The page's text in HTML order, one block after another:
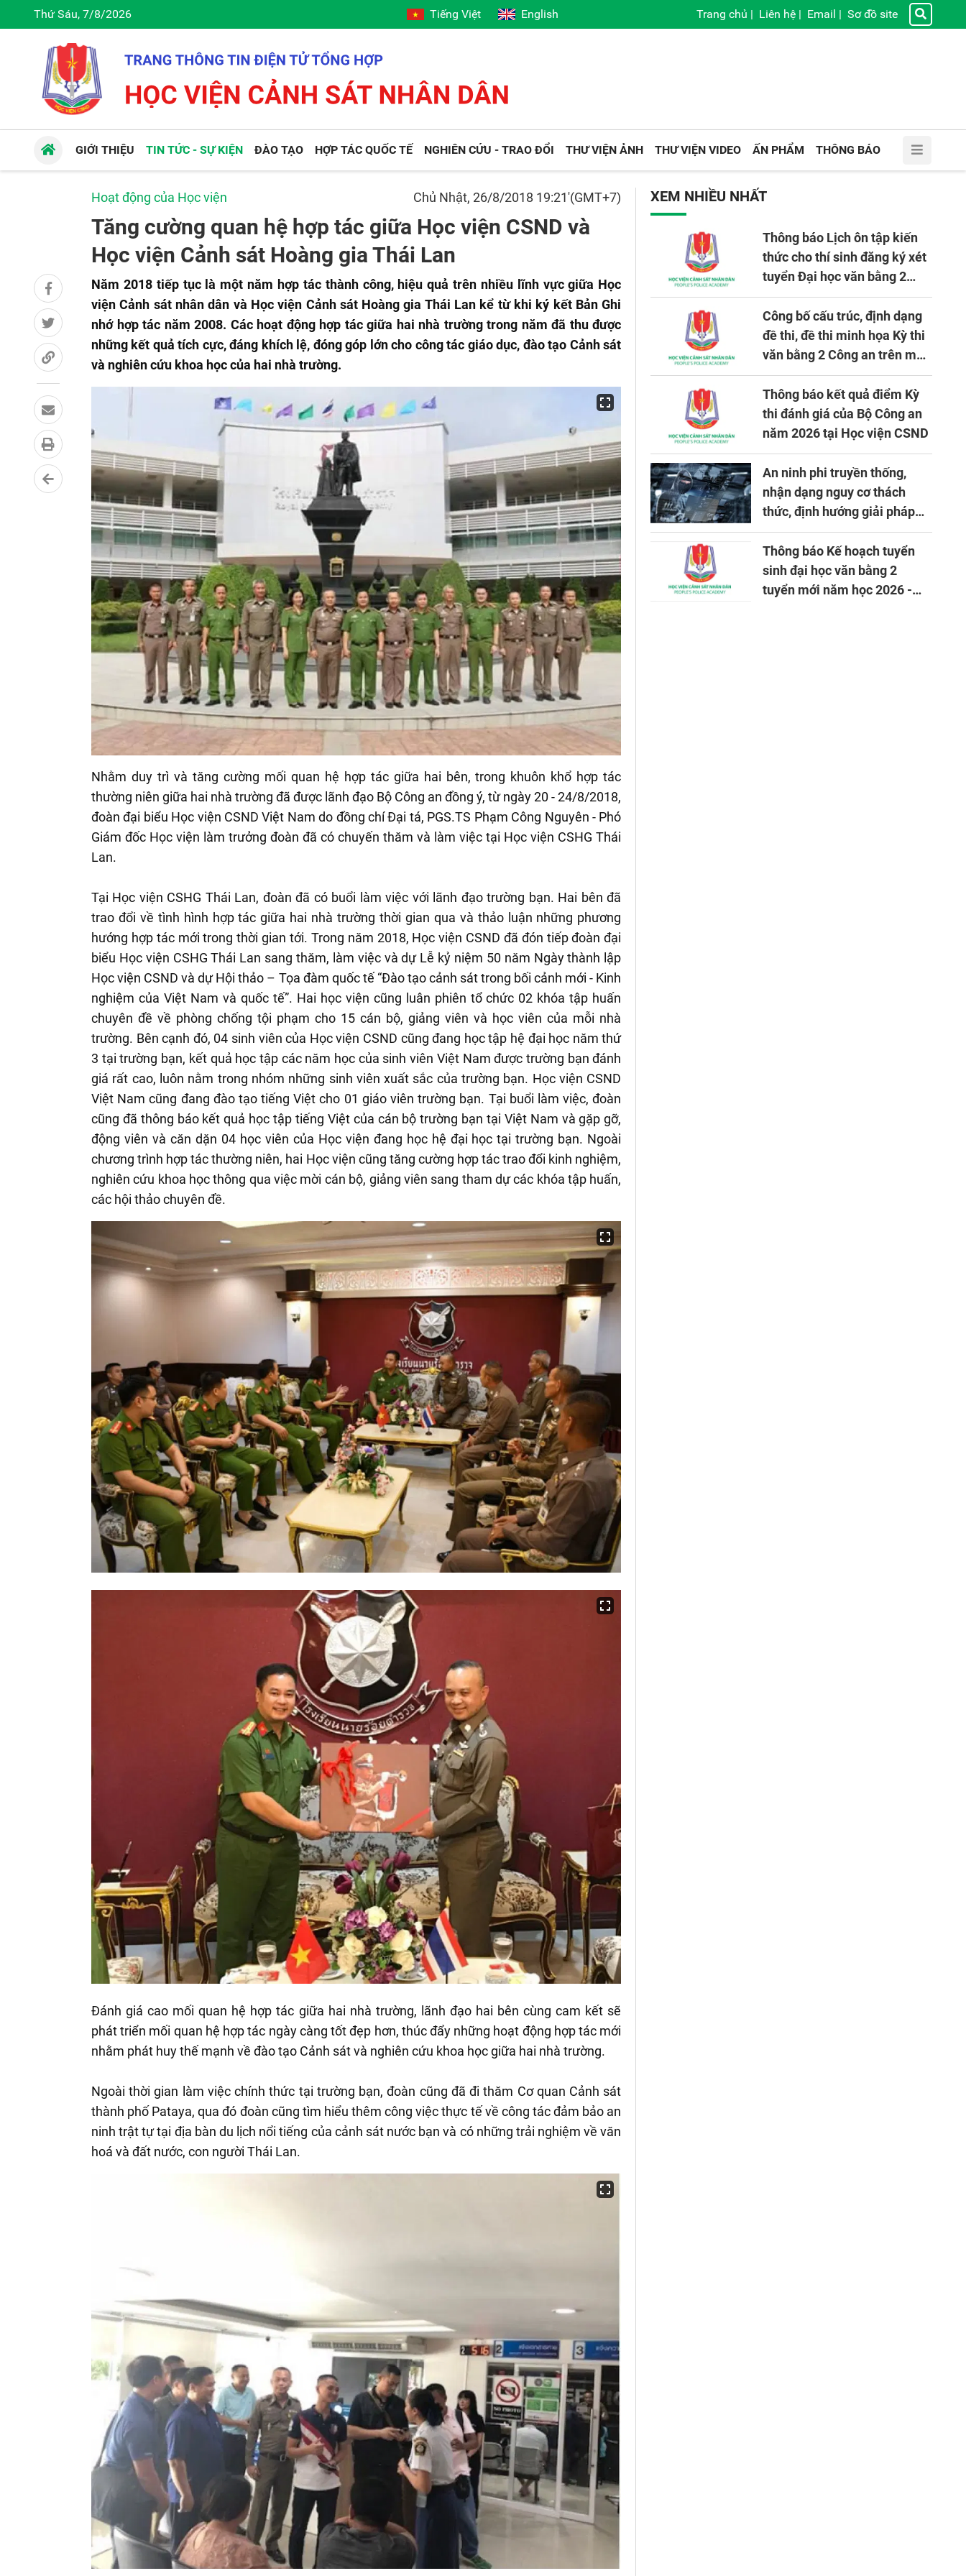
Thứ Sáu, 7/8/2026 Tiếng Việt English Trang chủ | Liên hệ | Email | Sơ đồ site
GIỚI THIỆU TIN TỨC - SỰ KIỆN ĐÀO TẠO HỢP TÁC QUỐC TẾ NGHIÊN CỨU - TRAO ĐỔI THƯ VIỆN ẢNH THƯ VIỆN VIDEO ẤN PHẨM THÔNG BÁO
Hoạt động của Học viện Chủ Nhật, 26/8/2018 19:21'(GMT+7)
Tăng cường quan hệ hợp tác giữa Học viện CSND và
Học viện Cảnh sát Hoàng gia Thái Lan
Năm 2018 tiếp tục là một năm hợp tác thành công, hiệu quả trên nhiều lĩnh vực giữa Học
viện Cảnh sát nhân dân và Học viện Cảnh sát Hoàng gia Thái Lan kể từ khi ký kết Bản Ghi
nhớ hợp tác năm 2008. Các hoạt động hợp tác giữa hai nhà trường trong năm đã thu được
những kết quả tích cực, đáng khích lệ, đóng góp lớn cho công tác giáo dục, đào tạo Cảnh sát
và nghiên cứu khoa học của hai nhà trường.
Nhằm duy trì và tăng cường mối quan hệ hợp tác giữa hai bên, trong khuôn khổ hợp tác
thường niên giữa hai nhà trường đã được lãnh đạo Bộ Công an đồng ý, từ ngày 20 - 24/8/2018,
đoàn đại biểu Học viện CSND Việt Nam do đồng chí Đại tá, PGS.TS Phạm Công Nguyên - Phó
Giám đốc Học viện làm trưởng đoàn đã có chuyến thăm và làm việc tại Học viện CSHG Thái
Lan.
Tại Học viện CSHG Thái Lan, đoàn đã có buổi làm việc với lãnh đạo trường bạn. Hai bên đã
trao đổi về tình hình hợp tác giữa hai nhà trường thời gian qua và thảo luận những phương
hướng hợp tác mới trong thời gian tới. Trong năm 2018, Học viện CSND đã đón tiếp đoàn đại
biểu Học viện CSHG Thái Lan sang thăm, làm việc và dự Lễ kỷ niệm 50 năm Ngày thành lập
Học viện CSND và dự Hội thảo – Tọa đàm quốc tế “Đào tạo cảnh sát trong bối cảnh mới - Kinh
nghiệm của Việt Nam và quốc tế”. Hai học viện cũng luân phiên tổ chức 02 khóa tập huấn
chuyên đề về phòng chống tội phạm cho 15 cán bộ, giảng viên và học viên của mỗi nhà
trường. Bên cạnh đó, 04 sinh viên của Học viện CSND cũng đang học tập hệ đại học năm thứ
3 tại trường bạn, kết quả học tập các năm học của sinh viên Việt Nam được trường bạn đánh
giá rất cao, luôn nằm trong nhóm những sinh viên xuất sắc của trường bạn. Học viện CSND
Việt Nam cũng đang đào tạo tiếng Việt cho 01 giáo viên trường bạn. Tại buổi làm việc, đoàn
cũng đã thông báo kết quả học tập tiếng Việt của cán bộ trường bạn tại Việt Nam và gặp gỡ,
động viên và căn dặn 04 học viên của Học viện đang học hệ đại học tại trường bạn. Ngoài
chương trình hợp tác thường niên, hai Học viện cũng tăng cường hợp tác trao đổi kinh nghiệm,
nghiên cứu khoa học thông qua việc mời cán bộ, giảng viên sang tham dự các khóa tập huấn,
các hội thảo chuyên đề.
Đánh giá cao mối quan hệ hợp tác giữa hai nhà trường, lãnh đạo hai bên cùng cam kết sẽ
phát triển mối quan hệ hợp tác ngày càng tốt đẹp hơn, thúc đẩy những hoạt động hợp tác mới
nhằm phát huy thế mạnh về đào tạo Cảnh sát và nghiên cứu khoa học giữa hai nhà trường.
Ngoài thời gian làm việc chính thức tại trường bạn, đoàn cũng đã đi thăm Cơ quan Cảnh sát
thành phố Pataya, qua đó đoàn cũng tìm hiểu thêm công việc thực tế về công tác đảm bảo an
ninh trật tự tại địa bàn du lịch nổi tiếng của cảnh sát nước bạn và có những trải nghiệm về văn
hoá và đất nước, con người Thái Lan.
XEM NHIỀU NHẤT
Thông báo Lịch ôn tập kiến
thức cho thí sinh đăng ký xét
tuyển Đại học văn bằng 2
tuyển mới, mở tại Học viện
CSND năm học 2026 - 2027
Công bố cấu trúc, định dạng
đề thi, đề thi minh họa Kỳ thi
văn bằng 2 Công an trên máy
tính
Thông báo kết quả điểm Kỳ
thi đánh giá của Bộ Công an
năm 2026 tại Học viện CSND
An ninh phi truyền thống,
nhận dạng nguy cơ thách
thức, định hướng giải pháp
đảm bảo an ninh quốc gia
trong tình hình hiện nay
Thông báo Kế hoạch tuyển
sinh đại học văn bằng 2
tuyển mới năm học 2026 -